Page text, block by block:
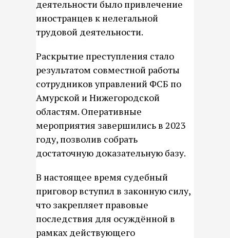
деятельности было привлечение
иностранцев к нелегальной
трудовой деятельности.
Раскрытие преступления стало
результатом совместной работы
сотрудников управлений ФСБ по
Амурской и Нижегородской
областям. Оперативные
мероприятия завершились в 2023
году, позволив собрать
достаточную доказательную базу.
В настоящее время судебный
приговор вступил в законную силу,
что закрепляет правовые
последствия для осуждённой в
рамках действующего